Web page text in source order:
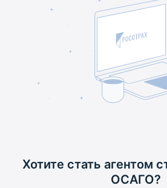
Хотите стать агентом
ОСАГО?